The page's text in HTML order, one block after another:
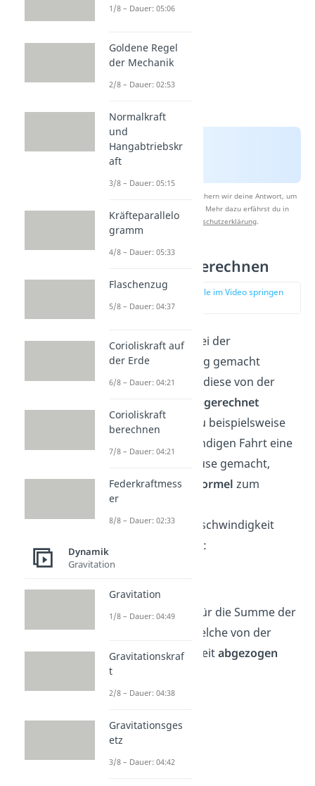
Nach Beantwortung speichern wir deine Antwort, um
Studyflix zu verbessern. Mehr dazu erfährst du in
unserer
Datenschutzerklärung.
Pausen einberechnen
zur Stelle im Video springen
(01:31)
SobaldPausen
bei der
Gesamtbewegung gemacht
werden, müssen diese von der
abgerechnet
werden. Wenn du beispielsweise
bei einer dreistündigen Fahrt eine
halbe Stunde Pause gemacht,
würdest du die
Formel zum
Berechnen der
Durchschnittsgeschwindigkeit
:
Hierbei steht
für die Summe der
, welche von der
gesamten Reisezeitabgezogen
werden muss.
1/8 – Dauer: 05:06
Goldene Regel
der Mechanik
2/8 – Dauer: 02:53
Normalkraft
und
Hangabtriebskr
aft
3/8 – Dauer: 05:15
Kräfteparallelo
gramm
4/8 – Dauer: 05:33
Flaschenzug
5/8 – Dauer: 04:37
Corioliskraft auf
der Erde
6/8 – Dauer: 04:21
Corioliskraft
berechnen
7/8 – Dauer: 04:21
Federkraftmess
er
8/8 – Dauer: 02:33
Dynamik
Gravitation
Gravitation
1/8 – Dauer: 04:49
Gravitationskraf
t
2/8 – Dauer: 04:38
Gravitationsges
etz
3/8 – Dauer: 04:42